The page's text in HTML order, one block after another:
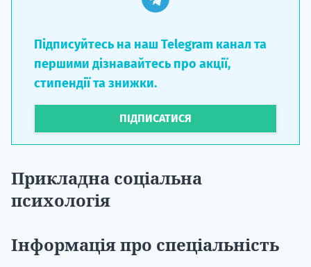
Підписуйтесь на наш Telegram канал та
першими дізнавайтесь про акції,
стипендії та знижки.
ПІДПИСАТИСЯ
Прикладна соціальна
психологія
Інформація про спеціальність